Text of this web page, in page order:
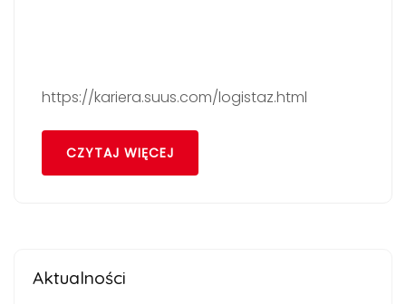
https://kariera.suus.com/logistaz.html
CZYTAJ WIĘCEJ
Aktualności